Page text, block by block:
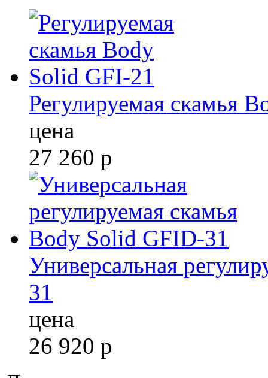
Регулируемая скамья
цена
27 260 р
Универсальная
31
цена
26 920 р